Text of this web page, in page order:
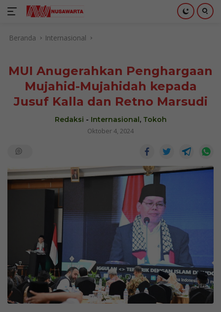
Beranda Internasional
MUI Anugerahkan Penghargaan
Mujahid-Mujahidah kepada
Jusuf Kalla dan Retno Marsudi
Redaksi - Internasional, Tokoh
Oktober 4, 2024